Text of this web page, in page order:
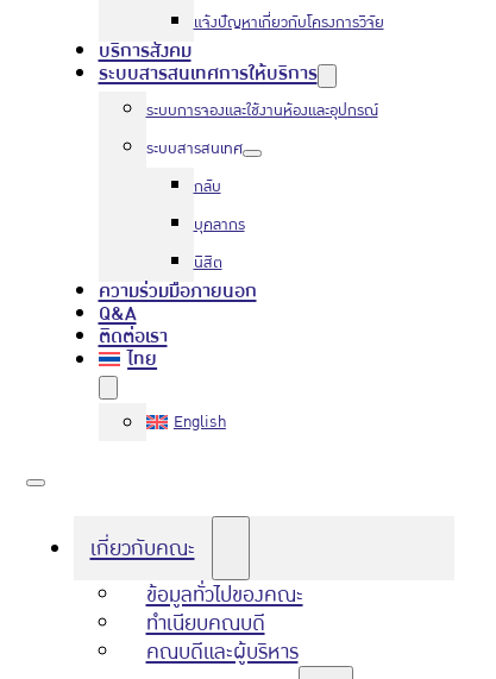
แจ้งปัญหาเกี่ยวกับโครงการวิจัย
บริการสังคม
ระบบสารสนเทศการให้บริการ
ระบบการจองและใช้งานห้องและอุปกรณ์
ระบบสารสนเทศ
กลับ
บุคลากร
นิสิต
ความร่วมมือภายนอก
Q&A
ติดต่อเรา
ไทย
English
เกี่ยวกับคณะ
ข้อมูลทั่วไปของคณะ
ทำเนียบคณบดี
คณบดีและผู้บริหาร